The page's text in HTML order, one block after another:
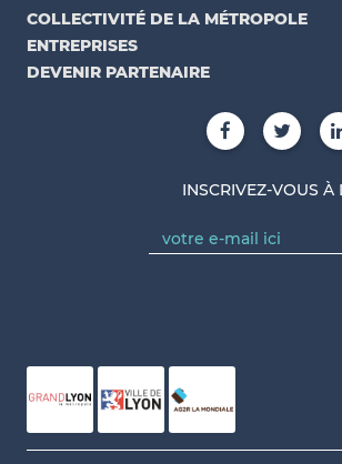
COLLECTIVITÉ DE LA MÉTROPOLE
ENTREPRISES
DEVENIR PARTENAIRE
INSCRIVEZ-VOUS À